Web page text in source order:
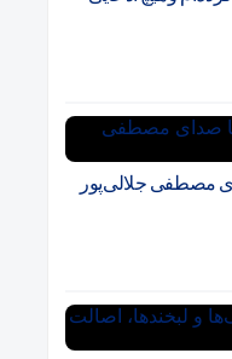
مصطفی جلالی‌پور